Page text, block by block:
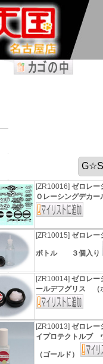
[ZR10016] ゼロレ
Ｏレーシングデカー
[ZR10015] ゼロレ
ボトル ３個入り
[ZR10014] ゼロレ
ールデフグリス （
[ZR10013] ゼロレ
イプロテクトルブ
（ゴールド）